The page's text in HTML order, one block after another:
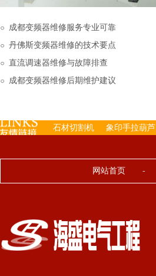
成都变频器维修服务专业可靠
丹佛斯变频器维修的技术要点
直流调速器维修与故障排查
成都变频器维修后期维护建议
石材切割机 象印手拉葫芦
网站首页 -